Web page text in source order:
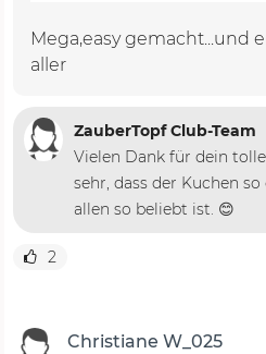
Mega,easy gemacht...und
aller
ZauberTopf Club-Team
Vielen Dank für dein
sehr, dass der Kuchen
allen so beliebt ist. 😊
2
Christiane W_025